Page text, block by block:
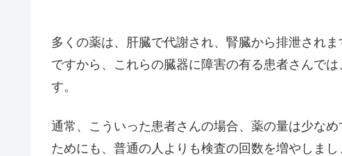
多くの薬は、肝臓で代謝され、腎臓から排泄されま
ですから、これらの臓器に障害の有る患者さんで
す。
通常、こういった患者さんの場合、薬の量は少な
ためにも、普通の人よりも検査の回数を増やしまし